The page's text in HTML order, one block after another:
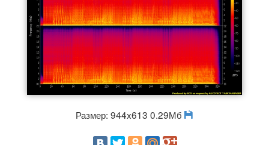
Размер: 944x613 0.29Мб